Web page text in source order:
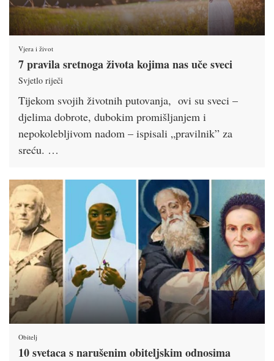
Vjera i život
7 pravila sretnoga života kojima nas uče sveci
Svjetlo riječi
Tijekom svojih životnih putovanja, ovi su sveci –
djelima dobrote, dubokim promišljanjem i
nepokolebljivom nadom – ispisali „pravilnik” za
sreću. …
Obitelj
10 svetaca s narušenim obiteljskim odnosima